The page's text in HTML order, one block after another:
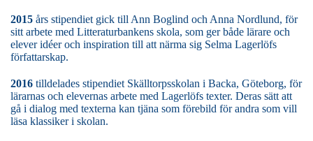
2015 års stipendiet gick till Ann Boglind och Anna Nordlund, för
sitt arbete med Litteraturbankens skola, som ger både lärare och
elever idéer och inspiration till att närma sig Selma Lagerlöfs
författarskap.
2016 tilldelades stipendiet Skälltorpsskolan i Backa, Göteborg, för
lärarnas och elevernas arbete med Lagerlöfs texter. Deras sätt att
gå i dialog med texterna kan tjäna som förebild för andra som vill
läsa klassiker i skolan.